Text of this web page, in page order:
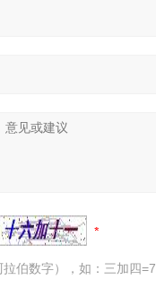
伯数字），如：三加四=7